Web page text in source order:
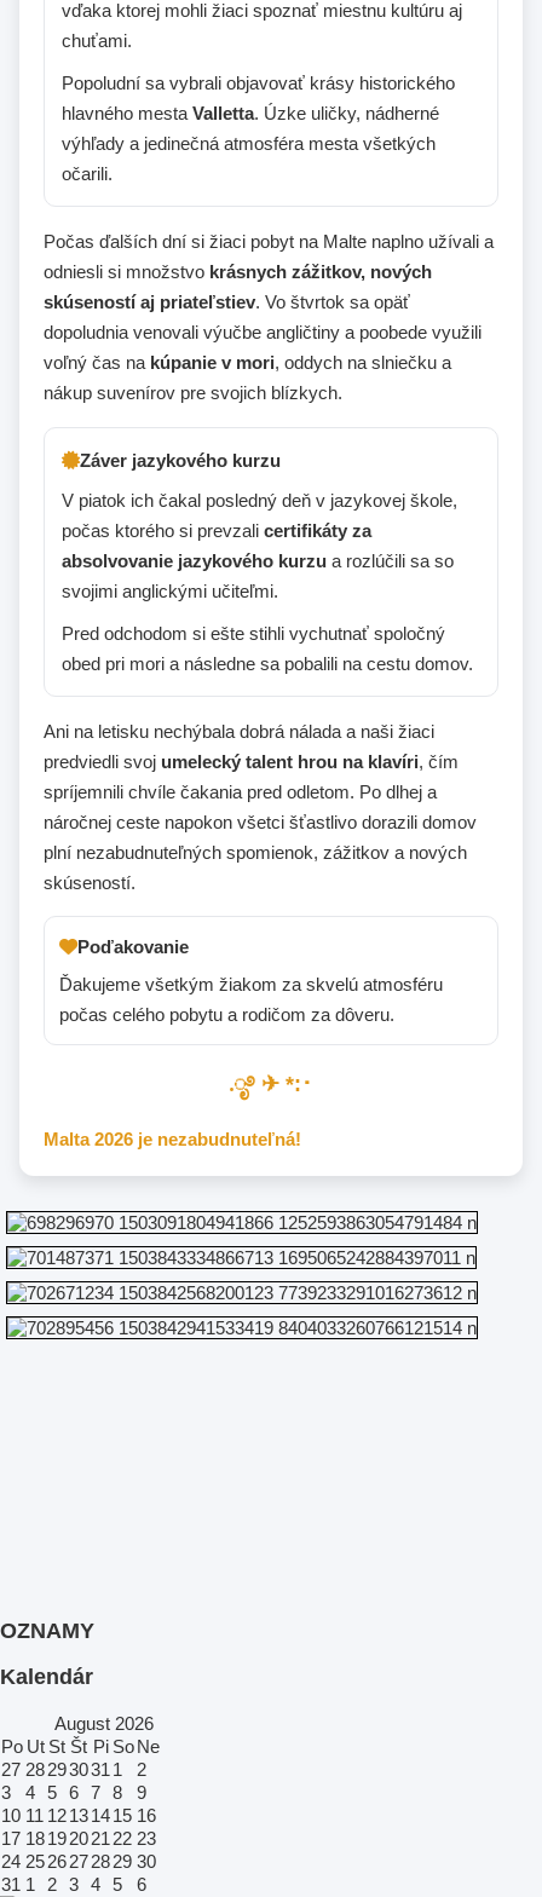
vďaka ktorej mohli žiaci spoznať miestnu kultúru aj
chuťami.
Popoludní sa vybrali objavovať krásy historického
hlavného mesta Valletta. Úzke uličky, nádherné
výhľady a jedinečná atmosféra mesta všetkých
očarili.
Počas ďalších dní si žiaci pobyt na Malte naplno užívali a
odniesli si množstvo krásnych zážitkov, nových
skúseností aj priateľstiev. Vo štvrtok sa opäť
dopoludnia venovali výučbe angličtiny a poobede využili
voľný čas na kúpanie v mori, oddych na slniečku a
nákup suvenírov pre svojich blízkych.
Záver jazykového kurzu
V piatok ich čakal posledný deň v jazykovej škole,
počas ktorého si prevzali certifikáty za
absolvovanie jazykového kurzu a rozlúčili sa so
svojimi anglickými učiteľmi.
Pred odchodom si ešte stihli vychutnať spoločný
obed pri mori a následne sa pobalili na cestu domov.
Ani na letisku nechýbala dobrá nálada a naši žiaci
predviedli svoj umelecký talent hrou na klavíri, čím
spríjemnili chvíle čakania pred odletom. Po dlhej a
náročnej ceste napokon všetci šťastlivo dorazili domov
plní nezabudnuteľných spomienok, zážitkov a nových
skúseností.
Poďakovanie
Ďakujeme všetkým žiakom za skvelú atmosféru
počas celého pobytu a rodičom za dôveru.
.ೃ࿔ ✈︎ *:･
Malta 2026 je nezabudnuteľná!
OZNAMY
Kalendár
August 2026
Po Ut St Št Pi SoNe
27 28293031 1
2
3
4 5 6 7 8
9
10 11 12131415 16
17 18192021 22 23
24 2526272829 30
31 1 2 3 4 5 6